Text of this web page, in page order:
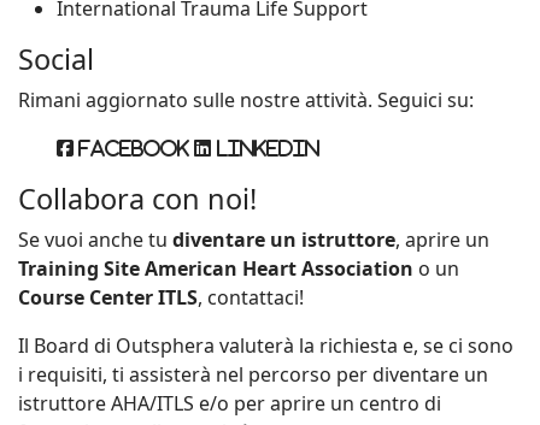
International Trauma Life Support
Social
Rimani aggiornato sulle nostre attività. Seguici su:
Facebook Linkedin
Collabora con noi!
Se vuoi anche tu diventare un istruttore, aprire un
Training Site American Heart Association o un
Course Center ITLS, contattaci!
Il Board di Outsphera valuterà la richiesta e, se ci sono
i requisiti, ti assisterà nel percorso per diventare un
istruttore AHA/ITLS e/o per aprire un centro di